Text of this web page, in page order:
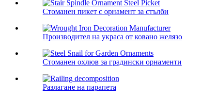
Стоманен пикет с орнамент за стълби
Производител на украса от ковано желязо
Стоманен охлюв за градински орнаменти
Разлагане на парапета